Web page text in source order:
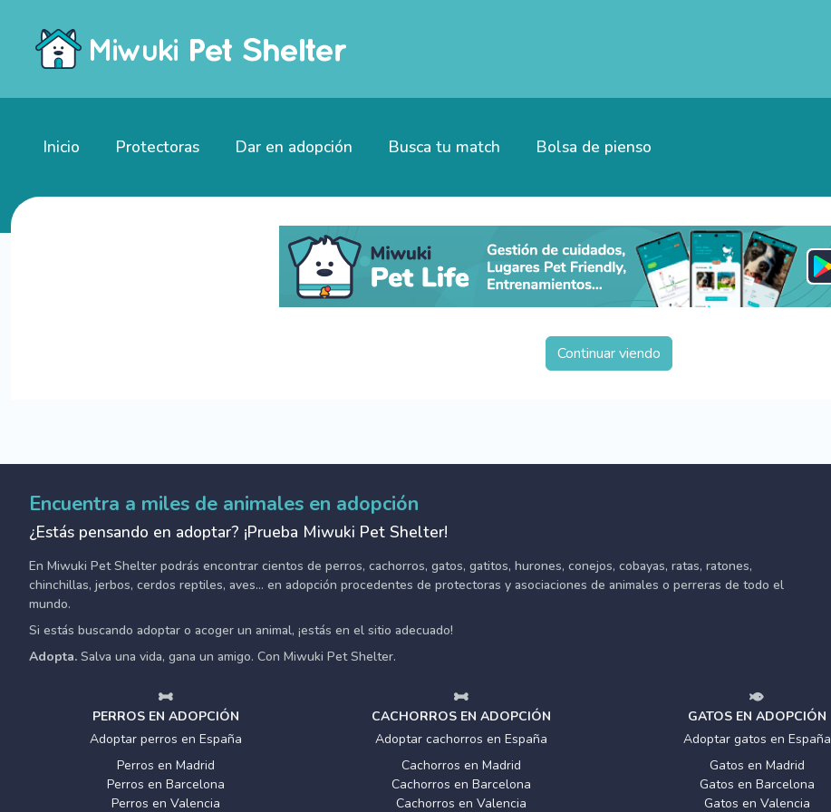
Inicio Protectoras Dar en adopción Busca tu match Bolsa de pienso
Continuar viendo
Encuentra a miles de animales en adopción
¿Estás pensando en adoptar? ¡Prueba Miwuki Pet Shelter!
En Miwuki Pet Shelter podrás encontrar cientos de perros, cachorros, gatos, gatitos, hurones, conejos, cobayas, ratas, ratones,
chinchillas, jerbos, cerdos reptiles, aves... en adopción procedentes de protectoras y asociaciones de animales o perreras de todo el
mundo.
Si estás buscando adoptar o acoger un animal, ¡estás en el sitio adecuado!
Adopta. Salva una vida, gana un amigo. Con Miwuki Pet Shelter.
PERROS EN ADOPCIÓN
Adoptar perros en España
Perros en Madrid
Perros en Barcelona
Perros en Valencia
CACHORROS EN ADOPCIÓN
Adoptar cachorros en España
Cachorros en Madrid
Cachorros en Barcelona
Cachorros en Valencia
GATOS EN ADOPCIÓN
Adoptar gatos en España
Gatos en Madrid
Gatos en Barcelona
Gatos en Valencia